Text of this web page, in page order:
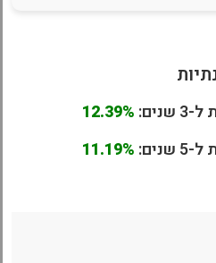
12.39%
11.19%